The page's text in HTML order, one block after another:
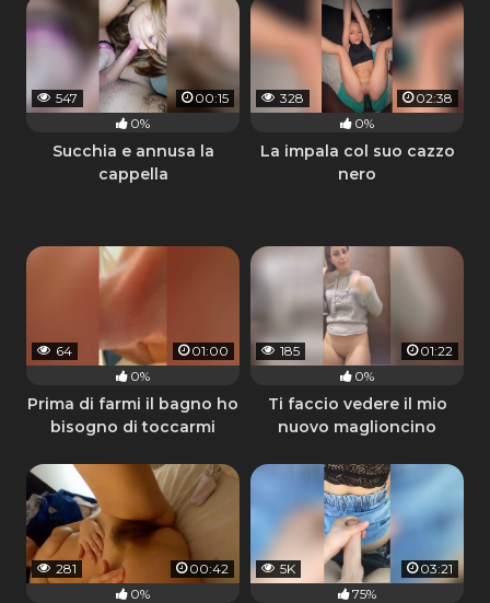
547
00:15
0%
Succhia e annusa la
cappella
328
02:38
0%
La impala col suo cazzo
nero
64
01:00
0%
Prima di farmi il bagno ho
bisogno di toccarmi
185
01:22
0%
Ti faccio vedere il mio
nuovo maglioncino
281
00:42
0%
5K
03:21
75%